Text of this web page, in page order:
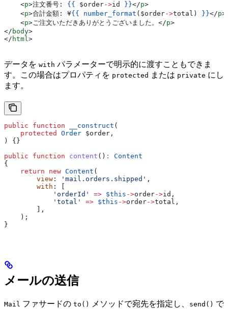
    <
p>注文番号: {{ $order->id }}</p>
    <
p>合計金額: ¥{{ number_format ( $order->total ) }}</p>
    <
p>ご注文いただきありがとうございました。 </p>
</ body>
</ html>
データを with パラメーターで明示的に渡すこともできま
す。この場合はプロパティを protected または private にし
ます。
public function __construct (
    protected
Order $order ,
) {}
public function content () :
Content
{
    return
new Content (
        view
: 'mail.orders.shipped' ,
        with
: [
            'orderId'
=> $this ->order->id ,
            'total'
=> $this ->order->total ,
        ],
    );
}
メールの送信
Mail ファサードの to() メソッドで宛先を指定し、 send() で